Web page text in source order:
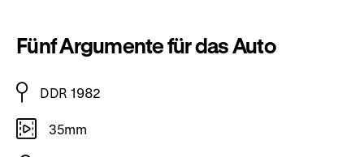
Fünf Argumente für das Auto
DDR 1982
35mm